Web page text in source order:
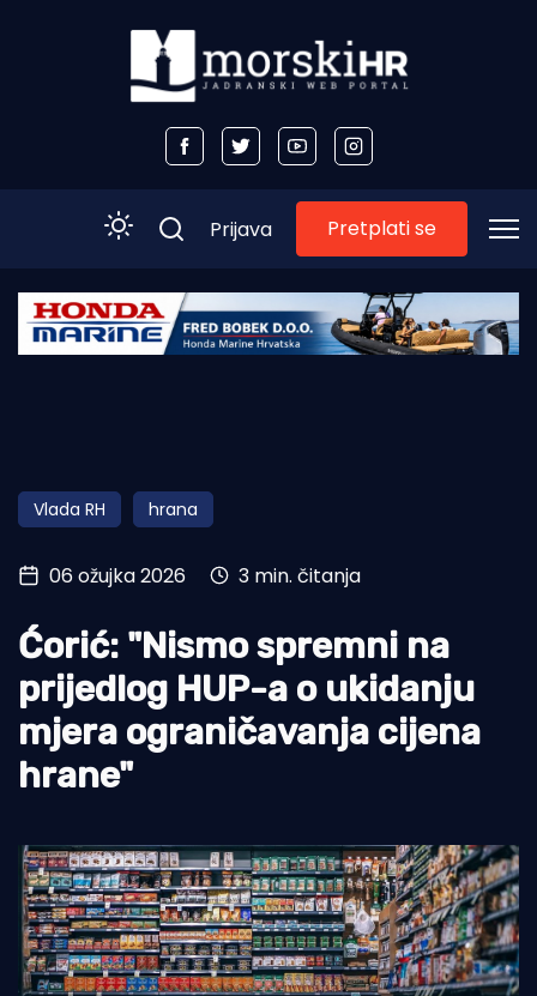
Početna
Obala
Otoci
Turizam i nautika
Pomorstvo
Ribolov
Ekologija
Tradicija i kultura
Prijava Pretplati se
Vlada RH hrana
06 ožujka 2026 3 min. čitanja
Ćorić: "Nismo spremni na
prijedlog HUP-a o ukidanju
mjera ograničavanja cijena
hrane"